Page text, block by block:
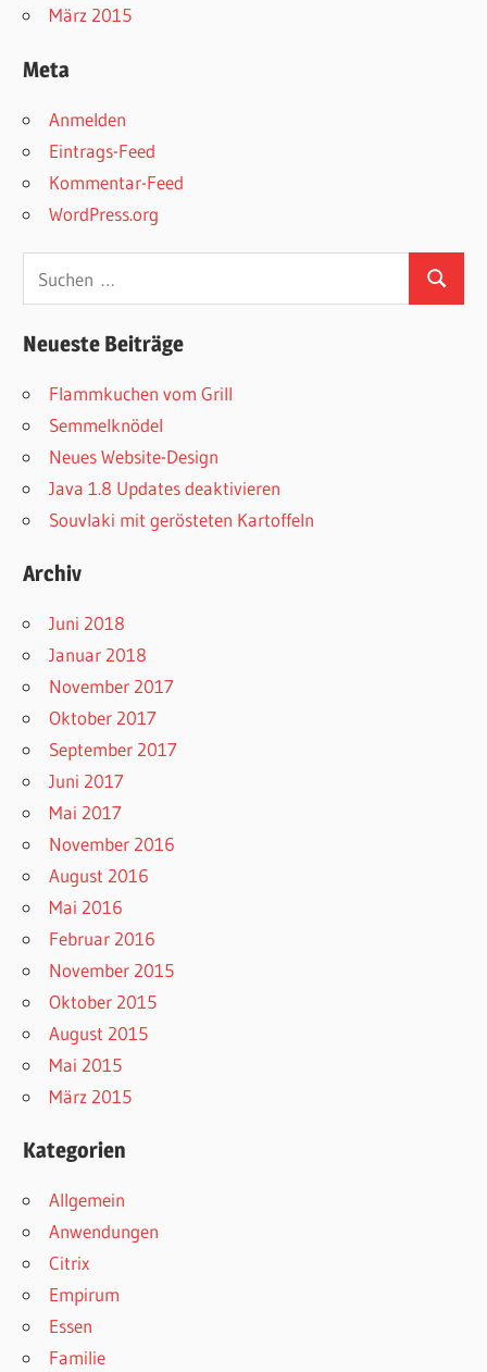
März 2015
Meta
Anmelden
Eintrags-Feed
Kommentar-Feed
WordPress.org
nach:
Suchen
Neueste Beiträge
Flammkuchen vom Grill
Semmelknödel
Neues Website-Design
Java 1.8 Updates deaktivieren
Souvlaki mit gerösteten Kartoffeln
Archiv
Juni 2018
Januar 2018
November 2017
Oktober 2017
September 2017
Juni 2017
Mai 2017
November 2016
August 2016
Mai 2016
Februar 2016
November 2015
Oktober 2015
August 2015
Mai 2015
März 2015
Kategorien
Allgemein
Anwendungen
Citrix
Empirum
Essen
Familie